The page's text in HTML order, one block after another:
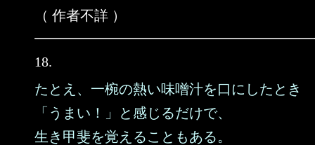
（ 作者不詳 ）
18.
たとえ、一椀の熱い味噌汁を口にしたとき
「うまい！」と感じるだけで、
生き甲斐を覚えることもある。